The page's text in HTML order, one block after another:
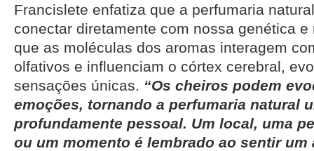
Francislete enfatiza que a perfumaria
conectar diretamente com nossa genética
que as moléculas dos aromas interagem
olfativos e influenciam o córtex cerebral,
sensações únicas. “Os cheiros podem
emoções, tornando a perfumaria natural
profundamente pessoal. Um local, uma
ou um momento é lembrado ao sentir um